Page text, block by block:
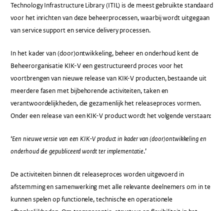
Technology Infrastructure Library (ITIL) is de meest gebruikte standaard
voor het inrichten van deze beheerprocessen, waarbij wordt uitgegaan
van service support en service delivery processen.
In het kader van (door)ontwikkeling, beheer en onderhoud kent de
Beheerorganisatie KIK-V een gestructureerd proces voor het
voortbrengen van nieuwe release van KIK-V producten, bestaande uit
meerdere fasen met bijbehorende activiteiten, taken en
verantwoordelijkheden, die gezamenlijk het releaseproces vormen.
Onder een release van een KIK-V product wordt het volgende verstaan:
‘Een nieuwe versie van een KIK-V product in kader van (door)ontwikkeling en
onderhoud die gepubliceerd wordt ter implementatie.’
De activiteiten binnen dit releaseproces worden uitgevoerd in
afstemming en samenwerking met alle relevante deelnemers om in te
kunnen spelen op functionele, technische en operationele